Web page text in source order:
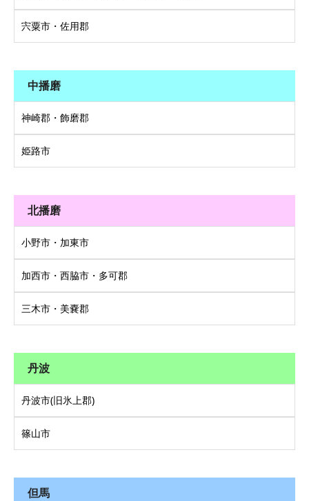
宍粟市・佐用郡
中播磨
神崎郡・飾磨郡
姫路市
北播磨
小野市・加東市
加西市・西脇市・多可郡
三木市・美嚢郡
丹波
丹波市(旧氷上郡)
篠山市
但馬